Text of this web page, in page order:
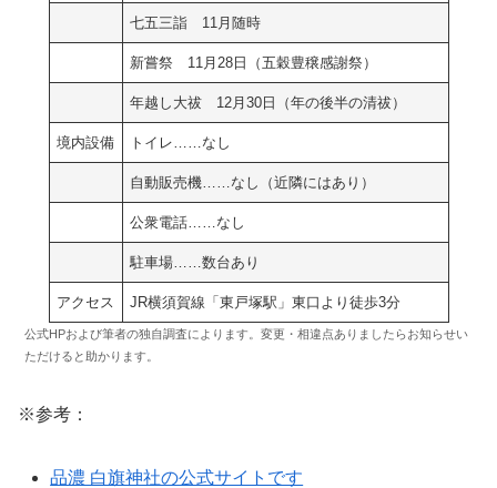
七五三詣 11月随時
新嘗祭 11月28日（五穀豊穣感謝祭）
年越し大祓 12月30日（年の後半の清祓）
境内設備 トイレ……なし
自動販売機……なし（近隣にはあり）
公衆電話……なし
駐車場……数台あり
アクセス JR横須賀線「東戸塚駅」東口より徒歩3分
公式HPおよび筆者の独自調査によります。変更・相違点ありましたらお知らせい
ただけると助かります。
※参考：
品濃 白旗神社の公式サイトです